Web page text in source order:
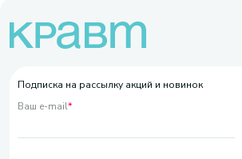
Подписка на рассылку акций и новинок
Ваш e-mail*